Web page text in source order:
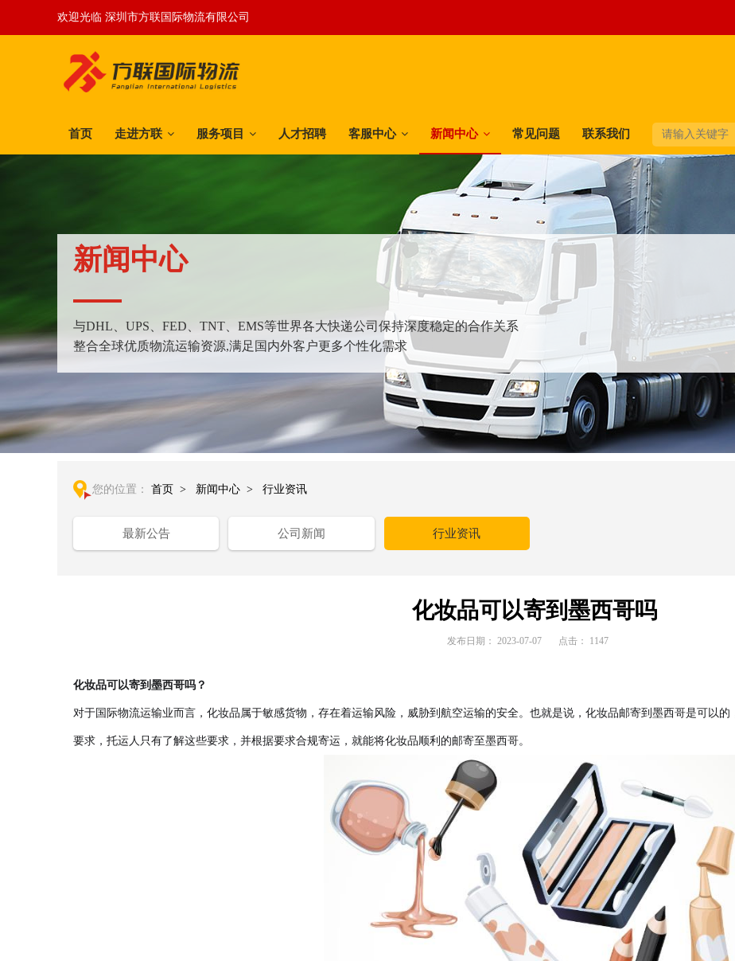
欢迎光临 深圳市方联国际物流有限公司
首页 走进方联 服务项目 人才招聘 客服中心 新闻中心 常见问题 联系我们
新闻中心
与DHL、UPS、FED、TNT、EMS等世界各大快递公司保持深度稳定的合作关系
整合全球优质物流运输资源,满足国内外客户更多个性化需求
您的位置： 首页 > 新闻中心 > 行业资讯
最新公告 公司新闻 行业资讯
化妆品可以寄到墨西哥吗
发布日期： 2023-07-07 点击： 1147
化妆品可以寄到墨西哥吗？
对于国际物流运输业而言，化妆品属于敏感货物，存在着运输风险，威胁到航空运输的安全。也就是说，化妆品邮寄到墨西哥是可以
要求，托运人只有了解这些要求，并根据要求合规寄运，就能将化妆品顺利的邮寄至墨西哥。